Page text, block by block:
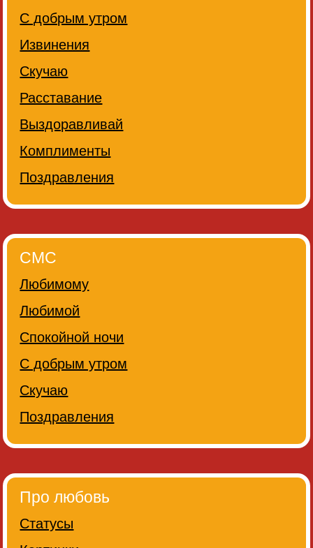
С добрым утром
Извинения
Скучаю
Расставание
Выздоравливай
Комплименты
Поздравления
СМС
Любимому
Любимой
Спокойной ночи
С добрым утром
Скучаю
Поздравления
Про любовь
Статусы